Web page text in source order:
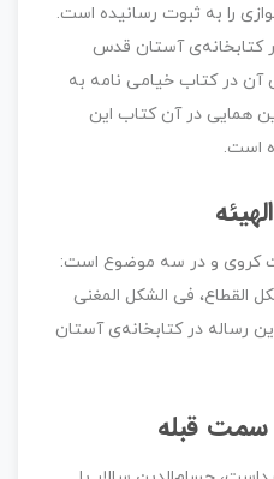
را به ثبوت رسانیده است.
کتابخانه‌ی آستان قدس
در کتاب خیامی نامه به
همایی در آن کتاب این
است.
کروی و در سه موضوع است:
القطاع، فی الشکل المغنی
رساله در کتابخانه‌ی آستان
سمت قبله